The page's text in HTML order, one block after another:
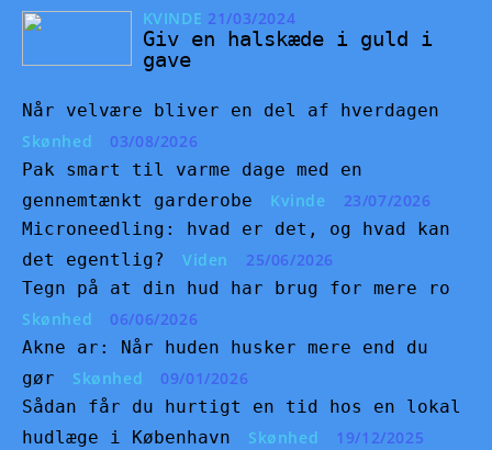
KVINDE 21/03/2024
Giv en halskæde i guld i
gave
Når velvære bliver en del af hverdagen
Skønhed
03/08/2026
Pak smart til varme dage med en
gennemtænkt garderobe
Kvinde
23/07/2026
Microneedling: hvad er det, og hvad kan
det egentlig?
Viden
25/06/2026
Tegn på at din hud har brug for mere ro
Skønhed
06/06/2026
Akne ar: Når huden husker mere end du
gør
Skønhed
09/01/2026
Sådan får du hurtigt en tid hos en lokal
hudlæge i København
Skønhed
19/12/2025